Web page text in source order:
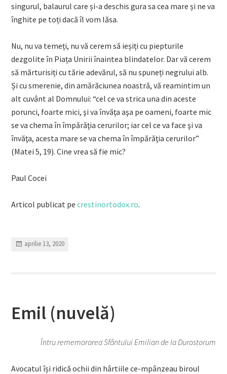
singurul, balaurul care și-a deschis gura sa cea mare și ne va
înghite pe toți dacă îl vom lăsa.
Nu, nu va temeți, nu vă cerem să ieșiți cu piepturile
dezgolite în Piața Unirii înaintea blindatelor. Dar vă cerem
să mărturisiți cu tărie adevărul, să nu spuneți negrului alb.
Și cu smerenie, din amărăciunea noastră, vă reamintim un
alt cuvânt al Domnului: “cel ce va strica una din aceste
porunci, foarte mici, şi va învăţa aşa pe oameni, foarte mic
se va chema în împărăţia cerurilor; iar cel ce va face şi va
învăţa, acesta mare se va chema în împărăţia cerurilor”
(Matei 5, 19). Cine vrea să fie mic?
Paul Cocei
Articol publicat pecrestinortodox.ro.
aprilie 13, 2020
Emil (nuvelă)
Întru rememorarea Sfântului Emilian de la Durostorum
Avocatul își ridică ochii din hârtiile ce-mpânzeau biroul